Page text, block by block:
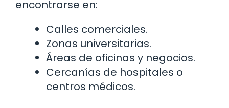
encontrarse en:
Calles comerciales.
Zonas universitarias.
Áreas de oficinas y negocios.
Cercanías de hospitales o
centros médicos.